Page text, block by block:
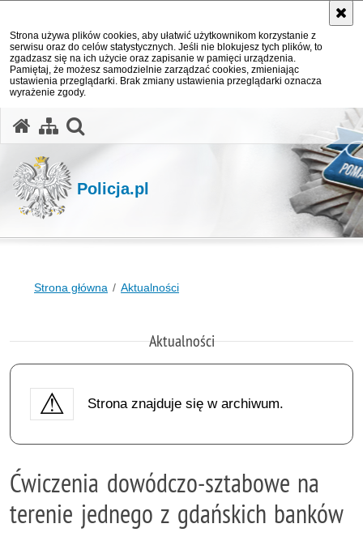
Strona używa plików cookies, aby ułatwić użytkownikom korzystanie z
serwisu oraz do celów statystycznych. Jeśli nie blokujesz tych plików, to
zgadzasz się na ich użycie oraz zapisanie w pamięci urządzenia.
Pamiętaj, że możesz samodzielnie zarządzać cookies, zmieniając
ustawienia przeglądarki. Brak zmiany ustawienia przeglądarki oznacza
wyrażenie zgody.
Policja.pl
Strona główna Aktualności
Aktualności
Strona znajduje się w archiwum.
Ćwiczenia dowódczo-sztabowe na
terenie jednego z gdańskich banków